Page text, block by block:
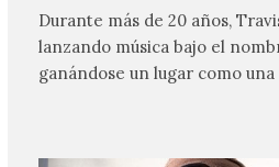
Durante más de 20 años,
lanzando música bajo el
ganándose un lugar como